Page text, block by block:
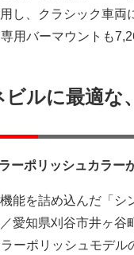
し、クラシック車
用バーマウントも
ビルに最適
ーポリッシュカラー
能を詰め込んだ「
愛知県刈谷市井ヶ谷
ーポリッシュモデル